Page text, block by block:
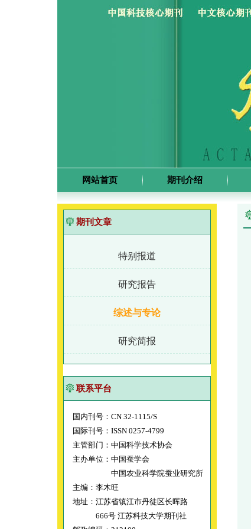
网站首页 期刊介绍
期刊文章
特别报道
研究报告
综述与专论
研究简报
联系平台
国内刊号：CN 32-1115/S
国际刊号：ISSN 0257-4799
主管部门：中国科学技术协会
主办单位：中国蚕学会
中国农业科学院蚕业研究所
主编：李木旺
地址：江苏省镇江市丹徒区长晖路
666号 江苏科技大学期刊社